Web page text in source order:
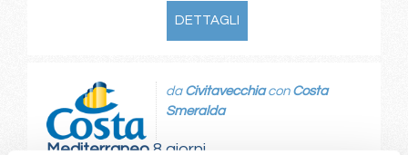
DETTAGLI
Mediterraneo8 giorni
da Civitavecchiacon Costa
Smeralda